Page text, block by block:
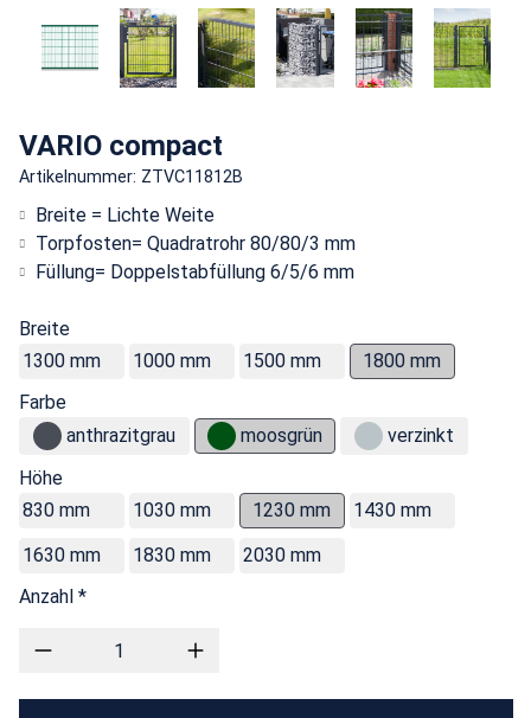
VARIO compact
Artikelnummer: ZTVC11812B
Breite = Lichte Weite
Torpfosten= Quadratrohr 80/80/3 mm
Füllung= Doppelstabfüllung 6/5/6 mm
Breite
1300 mm
1000 mm 1500 mm
1800 mm
Farbe
anthrazitgrau
moosgrün
verzinkt
Höhe
830 mm
1030 mm 1230 mm
1430 mm
1630 mm
1830 mm
2030 mm
Anzahl *